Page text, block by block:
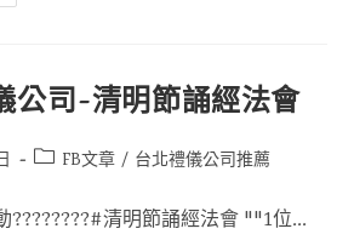
公司-清明節誦經法會
FB文章 / 台北禮儀公司推薦
????????#清明節誦經法會 ""1位...